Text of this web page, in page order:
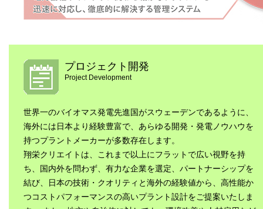
プロジェクト開発
Project Development
世界一のバイオマス発電先進国がスウェーデンであるように、
海外には日本より経験豊富で、あらゆる開発・発電ノウハウを
持つプラントメーカーが多数存在します。
翔栄クリエイトは、これまで以上にフラットで広い視野を持
ち、国内外を問わず、有力な企業を選定、パートナーシップを
結び、日本の技術・クオリティと海外の経験値から、高性能か
つコストパフォーマンスの高いプラント設計をご提案いたしま